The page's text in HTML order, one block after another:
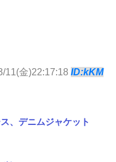
11(金)22:17:18 ID:kKM
、デニムジャケット